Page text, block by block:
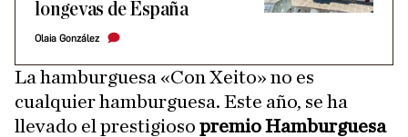
longevas de España
Olaia González
La hamburguesa «Con Xeito» no es
cualquier hamburguesa. Este año, se ha
llevado el prestigioso premio Hamburguesa